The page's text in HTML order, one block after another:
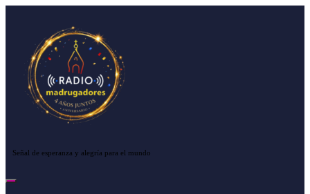
contenido
contenido
Señal de esperanza y alegría para el mundo
Botón